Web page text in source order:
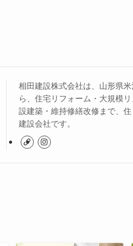
相田建設株式会社は、山形県
ら、住宅リフォーム・大規模
設建築・維持修繕改修まで、
建設会社です。